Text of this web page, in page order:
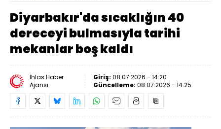
Diyarbakır'da sıcaklığın 40
dereceyi bulmasıyla tarihi
mekanlar boş kaldı
İhlas Haber
Ajansı
Giriş: 08.07.2026 - 14:20
Güncelleme: 08.07.2026 - 14:25